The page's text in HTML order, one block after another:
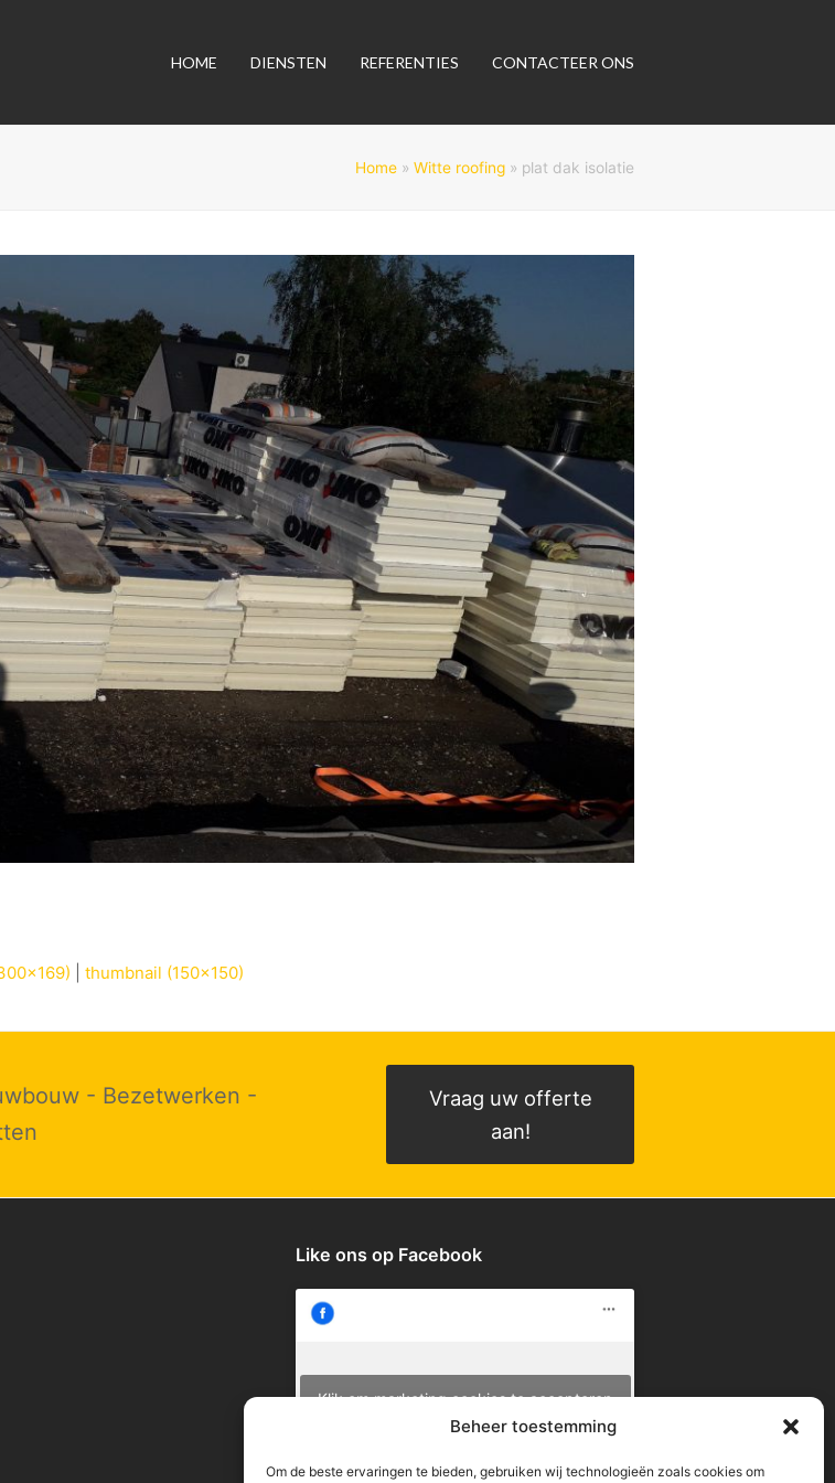
Beheer toestemming
Om de beste ervaringen te bieden, gebruiken wij technologieën zoals cookies om
HOME DIENSTEN REFERENTIES CONTACTEER ONS
Home » Witte roofing » plat dak isolatie
thumbnail (150x150)
- Bezetwerken -
Vraag uw offerte
aan!
Like ons op Facebook
Klik om marketing cookies te accepteren
en deze inhoud in te schakelen